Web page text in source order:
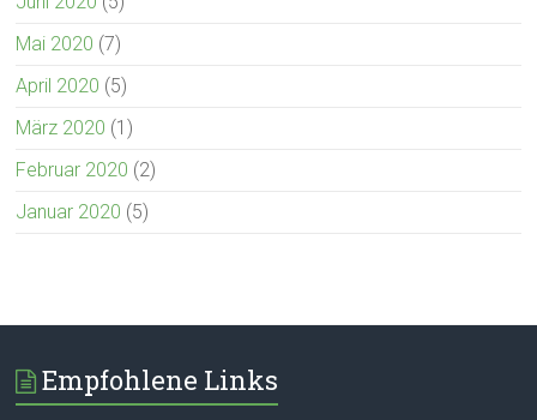
Mai 2020 (7)
April 2020 (5)
März 2020 (1)
Februar 2020 (2)
Januar 2020 (5)
Empfohlene Links